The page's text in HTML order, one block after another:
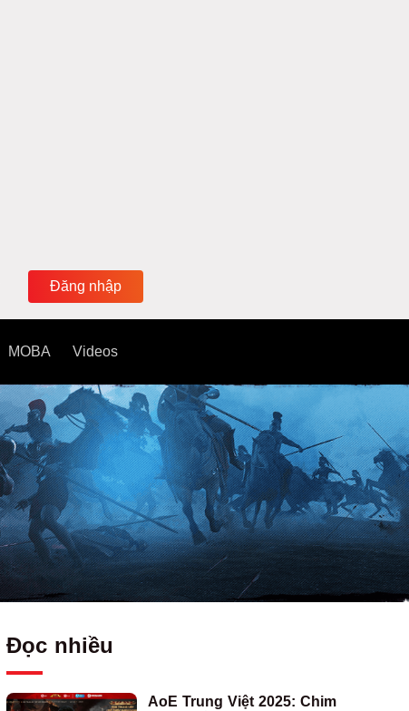
Đăng nhập
MOBA Videos
Đọc nhiều
AoE Trung Việt 2025: Chim